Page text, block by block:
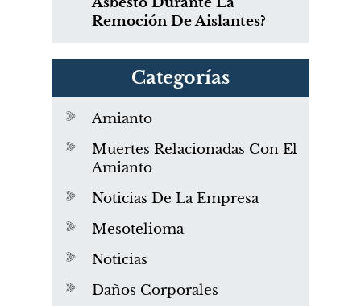
Remoción De Aislantes?
Categorías
Amianto
Muertes Relacionadas Con El
Amianto
Noticias De La Empresa
Mesotelioma
Noticias
Daños Corporales